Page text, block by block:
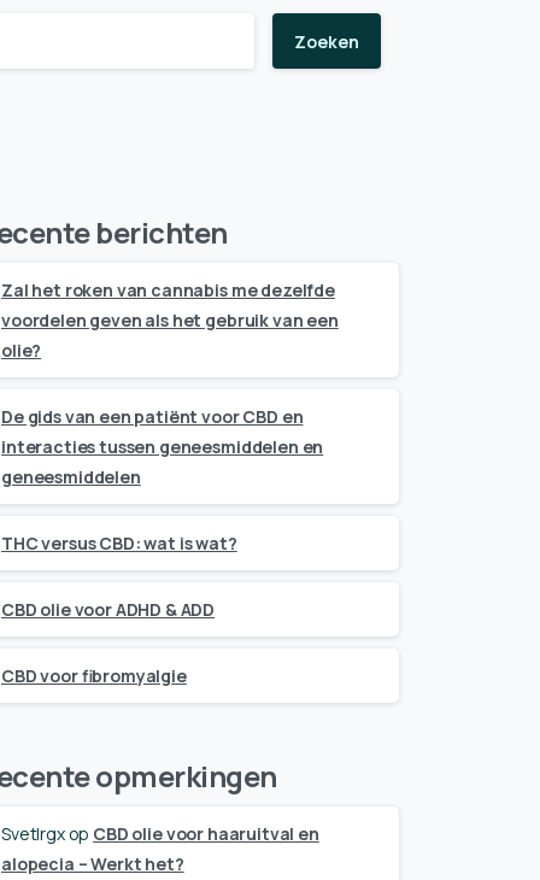
Zoeken
berichten
Zal het roken van cannabis me dezelfde
voordelen geven als het gebruik van een
olie?
De gids van een patiënt voor CBD en
interacties tussen geneesmiddelen en
geneesmiddelen
THC versus CBD: wat is wat?
CBD olie voor ADHD & ADD
CBD voor fibromyalgie
opmerkingen
Svetlrgxop CBD olie voor haaruitval en
alopecia – Werkt het?